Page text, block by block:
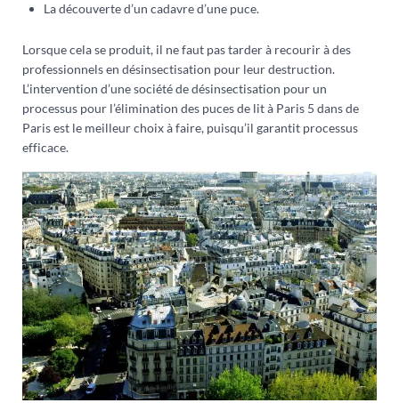
La découverte d’un cadavre d’une puce.
Lorsque cela se produit, il ne faut pas tarder à recourir à des
professionnels en désinsectisation pour leur destruction.
L’intervention d’une société de désinsectisation pour un
processus pour l’élimination des puces de lit à Paris 5 dans de
Paris est le meilleur choix à faire, puisqu’il garantit processus
efficace.